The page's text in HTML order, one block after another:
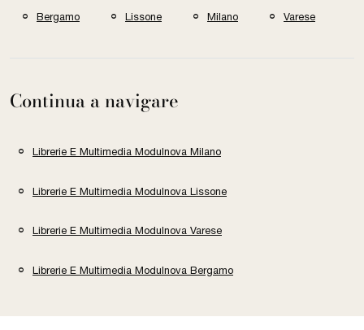
Bergamo Lissone Milano Varese
Continua a navigare
Librerie E Multimedia Modulnova Milano
Librerie E Multimedia Modulnova Lissone
Librerie E Multimedia Modulnova Varese
Librerie E Multimedia Modulnova Bergamo